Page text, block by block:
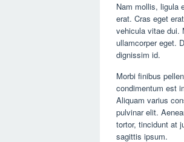
Nam mollis, ligula
erat. Cras eget
vehicula vitae dui.
ullamcorper eget.
dignissim id.
Morbi finibus
condimentum est
Aliquam varius
pulvinar elit.
tortor, tincidunt at
sagittis ipsum.